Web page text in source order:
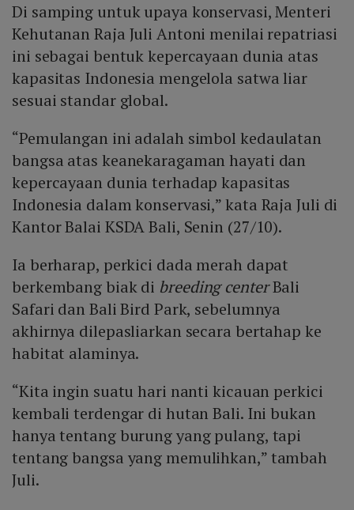
Di samping untuk upaya konservasi, Menteri
Kehutanan Raja Juli Antoni menilai repatriasi
ini sebagai bentuk kepercayaan dunia atas
kapasitas Indonesia mengelola satwa liar
sesuai standar global.
“Pemulangan ini adalah simbol kedaulatan
bangsa atas keanekaragaman hayati dan
kepercayaan dunia terhadap kapasitas
Indonesia dalam konservasi,” kata Raja Juli di
Kantor Balai KSDA Bali, Senin (27/10).
Ia berharap, perkici dada merah dapat
berkembang biak di breeding centerBali
Safari dan Bali Bird Park, sebelumnya
akhirnya dilepasliarkan secara bertahap ke
habitat alaminya.
“Kita ingin suatu hari nanti kicauan perkici
kembali terdengar di hutan Bali. Ini bukan
hanya tentang burung yang pulang, tapi
tentang bangsa yang memulihkan,” tambah
Juli.